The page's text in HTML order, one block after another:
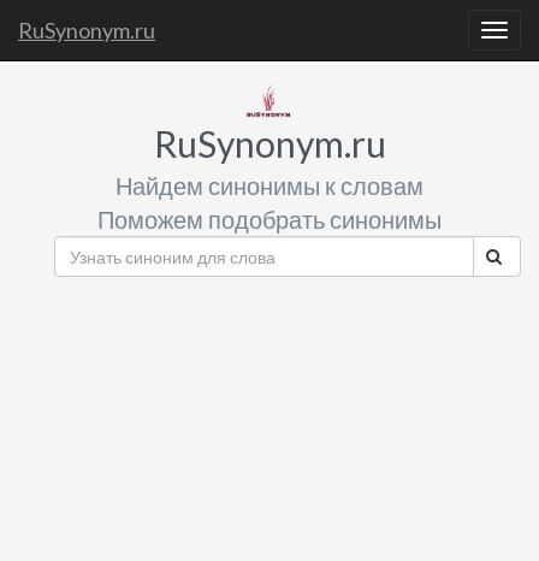
RuSynonym.ru
RuSynonym.ru
Найдем синонимы к словам
Поможем подобрать синонимы